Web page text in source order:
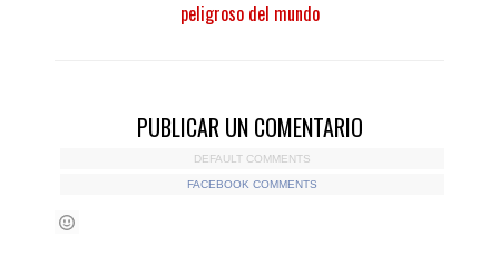
peligroso del mundo
PUBLICAR UN COMENTARIO
DEFAULT COMMENTS
FACEBOOK COMMENTS